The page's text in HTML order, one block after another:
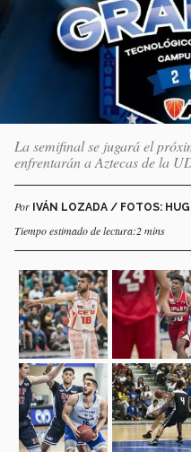
La semifinal se jugará el
enfrentarán a Aztecas de la
Por IVÁN LOZADA / FOTOS:
Tiempo estimado de lectura:2 mins